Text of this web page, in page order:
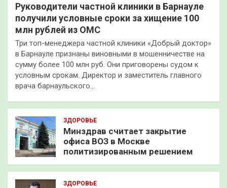
Руководители частной клиники в Барнауле
получили условные сроки за хищение 100
млн рублей из ОМС
Три топ-менеджера частной клиники «Добрый доктор»
в Барнауле признаны виновными в мошенничестве на
сумму более 100 млн руб. Они приговорены судом к
условным срокам. Директор и заместитель главного
врача барнаульского…
ЗДОРОВЬЕ
Минздрав считает закрытие
офиса ВОЗ в Москве
политизированным решением
ЗДОРОВЬЕ